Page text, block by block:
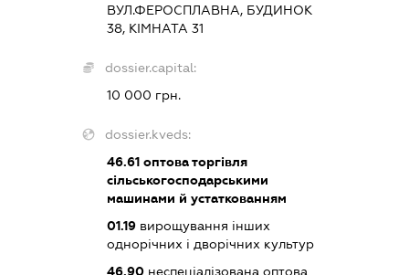
ВУЛ.ФЕРОСПЛАВНА, БУДИНОК
38, КІМНАТА 31
dossier.capital:
10 000 грн.
dossier.kveds:
46.61оптова торгівля
сільськогосподарськими
машинами й устаткованням
01.19вирощування інших
однорічних і дворічних культур
46.90неспеціалізована оптова